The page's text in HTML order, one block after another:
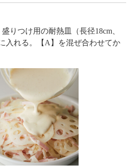
りつけ用の耐熱皿（長径18cm、
入れる。【A】を混ぜ合わせてか